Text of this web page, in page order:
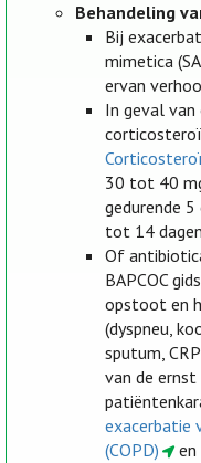
Behandeling
Bij
mimetica
ervan
In geval van
30 tot 40
gedurende
tot 14
Of
BAPCOC
opstoot en
(dyspneu,
sputum,
van de
exacerbatie
(COPD)
en